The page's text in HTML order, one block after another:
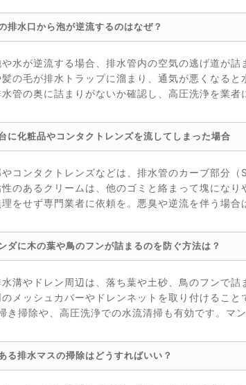
排水口から泡が逆流するのはなぜ？
水が逆流する場合、排水管内の空気の逃げ道が詰
の毛が排水トラップに溜まり、通気が悪くなる
水管の奥に詰まりがないか確認し、高圧洗浄を業者
に化粧品やコンタクトレンズを流してしまった場合
コンタクトレンズなどは、排水管のカーブ部分
のあるクリームは、他のゴミと絡まって塊にな
をせず専門業者に依頼を。悪臭や逆流を伴う場合
ダに木の葉や鳥のフンが詰まるのを防ぐ方法は？
溝やドレン周辺は、落ち葉や土砂、鳥のフンで詰
メッシュカバーやドレンネットを取り付けるこ
き掃除や、高圧洗浄での水流清掃も有効です。マ
る排水マスの掃除はどうすればいい？